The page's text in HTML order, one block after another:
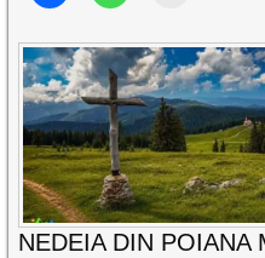
NEDEIA DIN POIANA